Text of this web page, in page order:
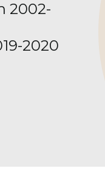
2002-
2020